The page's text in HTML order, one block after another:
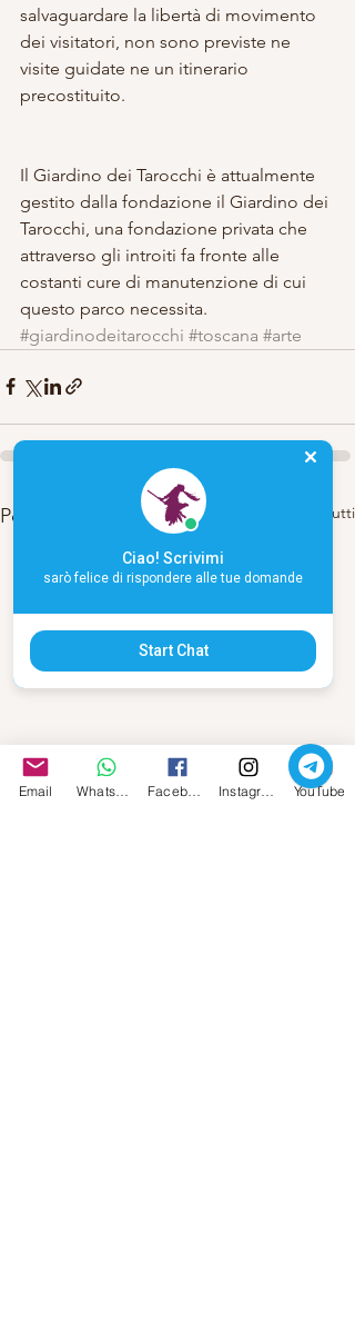
salvaguardare la libertà di movimento
dei visitatori, non sono previste ne
visite guidate ne un itinerario
precostituito.
Il Giardino dei Tarocchi è attualmente
gestito dalla fondazione il Giardino dei
Tarocchi, una fondazione privata che
attraverso gli introiti fa fronte alle
costanti cure di manutenzione di cui
questo parco necessita.
#giardinodeitarocchi #toscana #arte
Post recenti Mostra tutti
Email YouTube
Ciao! Scrivimi
sarò felice di rispondere alle tue domande
Start Chat